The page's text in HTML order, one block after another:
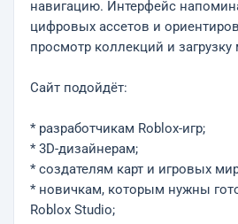
навигацию. Интерфейс
цифровых ассетов и
просмотр коллекций и загрузку
Сайт подойдёт:
* разработчикам Roblox-игр;
* 3D-дизайнерам;
* создателям карт и игровых
* новичкам, которым нужны
Roblox Studio;